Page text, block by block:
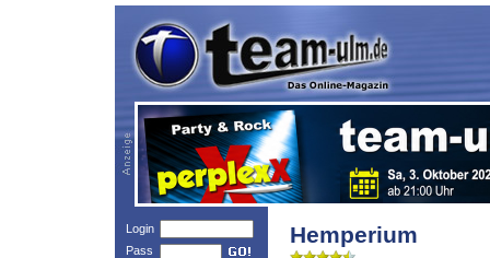
Login
Pass
Hemperium